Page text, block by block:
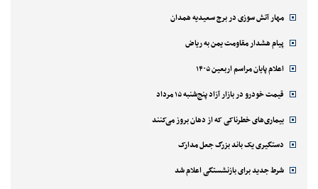
مهار آتش سوزی در برج سعیدیه همدان
پیام هشدار مقاومت یمن به ریاض
اعلام پایان مراسم اربعین ۱۴۰۵
قیمت خودرو در بازار آزاد پنج‌شنبه ۱۵ مرداد
بیماری‌های خطرناکی که از دهان بروز می‌کنند
دستگیری یک باند بزرگ جعل مدارک
شرط جدید برای بازنشستگی اعلام شد